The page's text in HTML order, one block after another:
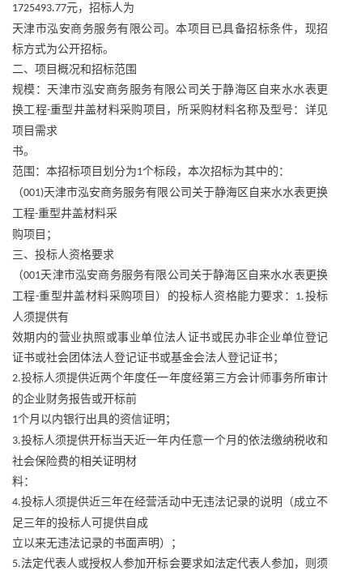
1725493.77元，招标人为
天津市泓安商务服务有限公司。本项目已具备招标条件，现招
标方式为公开招标。
二、项目概况和招标范围
规模：天津市泓安商务服务有限公司关于静海区自来水水表更
换工程-重型井盖材料采购项目，所采购材料名称及型号：详见
项目需求
书。
范围：本招标项目划分为1个标段，本次招标为其中的：
（001)天津市泓安商务服务有限公司关于静海区自来水水表更换
工程-重型井盖材料采
购项目；
三、投标人资格要求
（001天津市泓安商务服务有限公司关于静海区自来水水表更换
工程-重型井盖材料采购项目）的投标人资格能力要求： 1.投标
人须提供有
效期内的营业执照或事业单位法人证书或民办非企业单位登记
证书或社会团体法人登记证书或基金会法人登记证书；
2.投标人须提供近两个年度任一年度经第三方会计师事务所审计
的企业财务报告或开标前
1个月以内银行出具的资信证明；
3.投标人须提供开标当天近一年内任意一个月的依法缴纳税收和
社会保险费的相关证明材
料：
4.投标人须提供近三年在经营活动中无违法记录的说明（成立不
足三年的投标人可提供自成
立以来无违法记录的书面声明）；
5.法定代表人或授权人参加开标会要求如法定代表人参加，则须